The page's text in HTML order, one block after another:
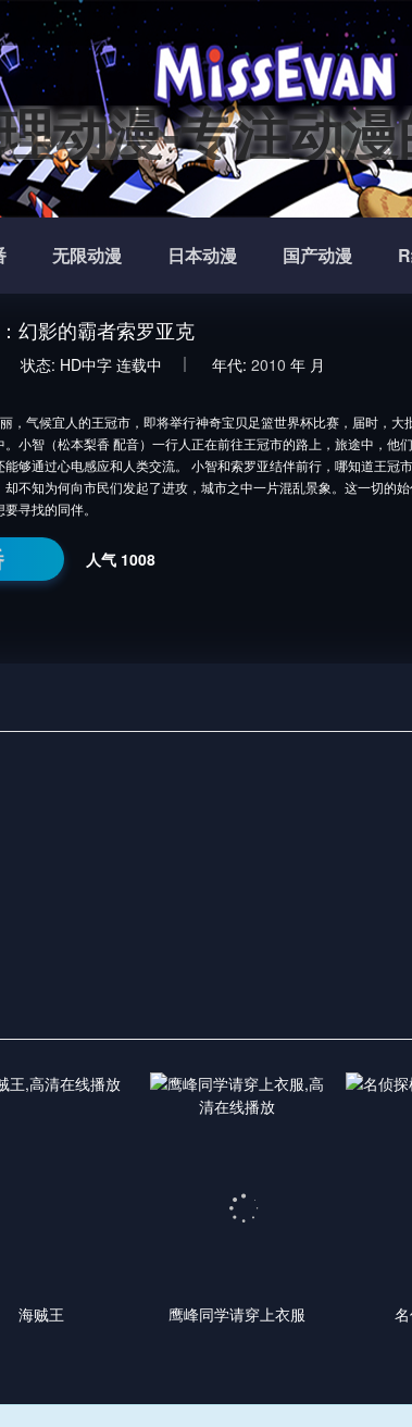
动漫-专注动
无限动漫 日本动漫 国产动漫
幻影的霸者索罗亚克
状态: HD中字 连载中 年代: 2010 年 月
，气候宜人的王冠市，即将举行神奇宝贝足篮世界杯比赛，届时，
。小智（松本梨香 配音）一行人正在前往王冠市的路上，旅途中，他
能够通过心电感应和人类交流。 小智和索罗亚结伴前行，哪知道王冠
不知为何向市民们发起了进攻，城市之中一片混乱景象。这一切的
寻找的同伴。
人气 1008
海贼王 鹰峰同学请穿上衣服